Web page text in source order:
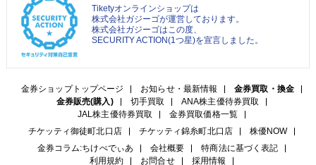
Tiketyオンラインショップは
株式会社ガジーゴが運営しております。
株式会社ガジーゴはこの度、
SECURITY ACTION(1つ星)を宣言しました。
金券ショップトップページ お知らせ・最新情報
金券買取・換金
金券販売(購入)
切手買取
ANA株主優待券買取
JAL株主優待券買取
金券買取価格一覧
チケッティ御徒町北口店
チケッティ錦糸町北口店
株優NOW
金券コラム:ちけぺでぃあ
会社概要
特商法に基づく表記
利用規約
お問合せ 採用情報